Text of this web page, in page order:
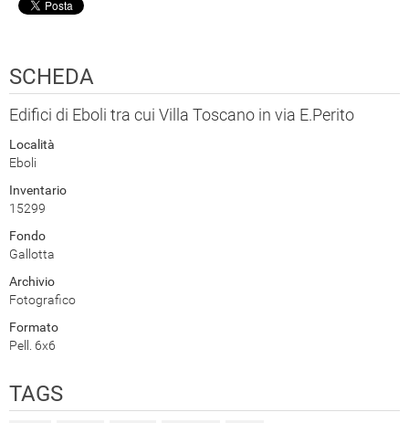
SCHEDA
Edifici di Eboli tra cui Villa Toscano in via E.Perito
Località
Eboli
Inventario
15299
Fondo
Gallotta
Archivio
Fotografico
Formato
Pell. 6x6
TAGS